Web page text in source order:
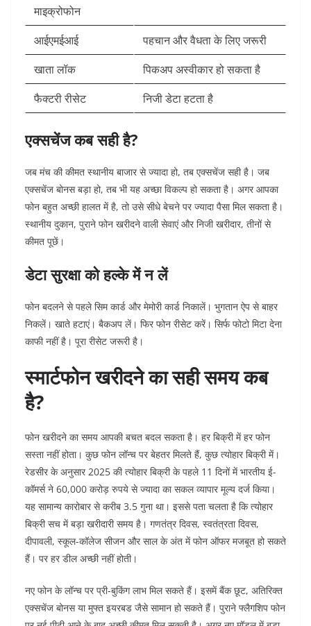
माइक्रोफोन
आईएमईआई
पहचान और वैधता के लिए जरूरी
खाता लॉक
पिकअप अस्वीकार हो सकता है
फैक्टरी रीसेट
निजी डेटा हटता है
एक्सचेंज कब सही है?
जब मंच की कीमत स्थानीय बाजार से ज्यादा हो, तब एक्सचेंज सही है। जब
एक्सचेंज बोनस बड़ा हो, तब भी यह अच्छा विकल्प हो सकता है। अगर आपका
फोन बहुत अच्छी हालत में है, तो उसे सीधे बेचने पर ज्यादा पैसा मिल सकता है।
स्थानीय दुकान, पुराने फोन खरीदने वाली सेवाएं और निजी खरीदार, तीनों से
कीमत पूछें।
डेटा सुरक्षा को हल्के में न लें
फोन बदलने से पहले सिम कार्ड और मेमोरी कार्ड निकालें। भुगतान ऐप से बाहर
निकलें। खाते हटाएं। बैकअप लें। फिर फोन रीसेट करें। सिर्फ फोटो मिटा देना
काफी नहीं है। पूरा रीसेट जरूरी है।
स्मार्टफोन खरीदने का सही समय कब
है?
फोन खरीदने का समय आपकी बचत बदल सकता है। हर बिक्री में हर फोन
सस्ता नहीं होता। कुछ फोन लॉन्च पर बेहतर मिलते हैं, कुछ त्योहार बिक्री में।
रेडसीर के अनुसार 2025 की त्योहार बिक्री के पहले 11 दिनों में भारतीय ई-
कॉमर्स ने 60,000 करोड़ रुपये से ज्यादा का सकल व्यापार मूल्य दर्ज किया।
यह सामान्य कारोबार से करीब 3.5 गुना था। इससे पता चलता है कि त्योहार
बिक्री सच में बड़ा खरीदारी समय है। गणतंत्र दिवस, स्वतंत्रता दिवस,
दीपावली, स्कूल-कॉलेज सीजन और साल के अंत में फोन ऑफर मजबूत हो सकते
हैं। पर हर डील अच्छी नहीं होती।
नए फोन के लॉन्च पर प्री-बुकिंग लाभ मिल सकते हैं। इसमें बैंक छूट, अतिरिक्त
एक्सचेंज बोनस या मुफ्त इयरबड जैसे सामान हो सकते हैं। पुराने फ्लैगशिप फोन